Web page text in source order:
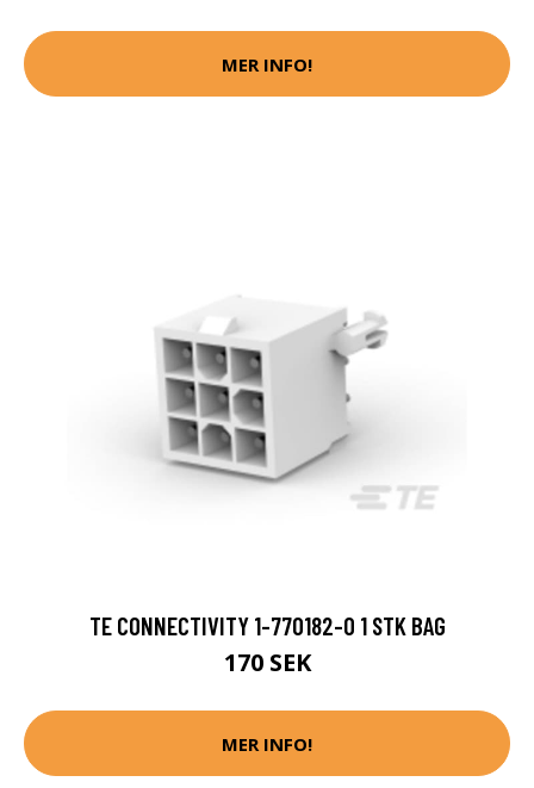
MER INFO!
TE CONNECTIVITY 1-770182-0 1 STK BAG
170 SEK
MER INFO!